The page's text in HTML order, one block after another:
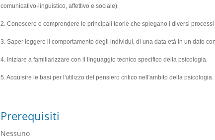
comunicativo-linguistico, affettivo e sociale).
2. Conoscere e comprendere le principali teorie che spiegano i diversi
3. Saper leggere il comportamento degli individui, di una data età in un dato
4. Iniziare a familiarizzare con il linguaggio tecnico specifico della psicologia.
5. Acquisire le basi per l'utilizzo del pensiero critico nell'ambito della psicologia.
Prerequisiti
Nessuno